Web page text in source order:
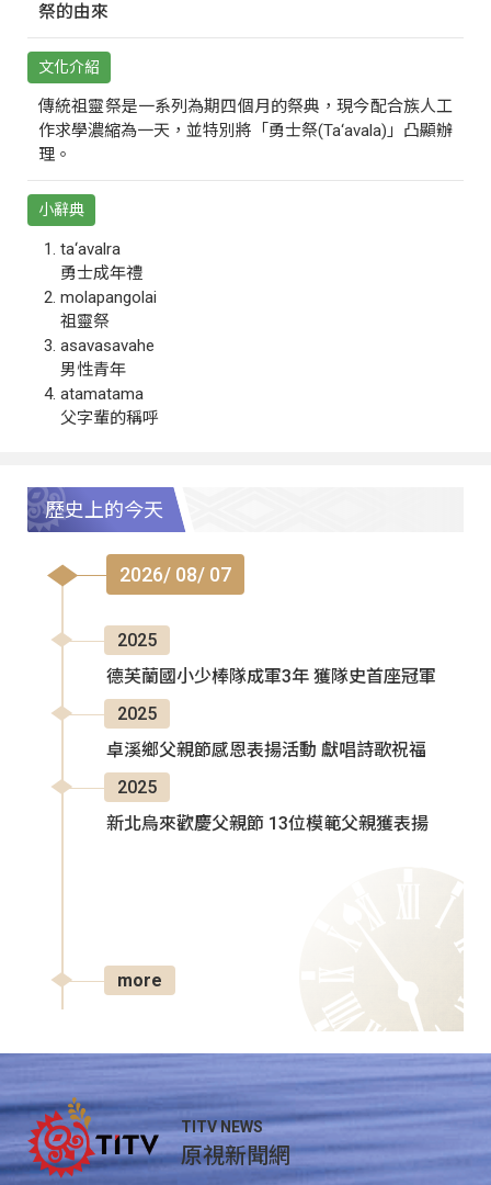
祭的由來
文化介紹
傳統祖靈祭是一系列為期四個月的祭典，現今配合族人工
作求學濃縮為一天，並特別將「勇士祭(Ta‘avala)」凸顯辦
理。
小辭典
ta‘avalra
勇士成年禮
molapangolai
祖靈祭
asavasavahe
男性青年
atamatama
父字輩的稱呼
歷史上的今天
2026/ 08/ 07
2025
德芙蘭國小少棒隊成軍3年 獲隊史首座冠軍
2025
卓溪鄉父親節感恩表揚活動 獻唱詩歌祝福
2025
新北烏來歡慶父親節 13位模範父親獲表揚
more
TITV NEWS
原視新聞網